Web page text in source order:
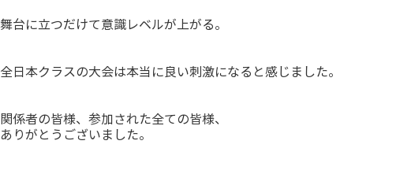
舞台に立つだけて意識レベルが上がる。
全日本クラスの大会は本当に良い刺激になると感じました。
関係者の皆様、参加された全ての皆様、
ありがとうございました。